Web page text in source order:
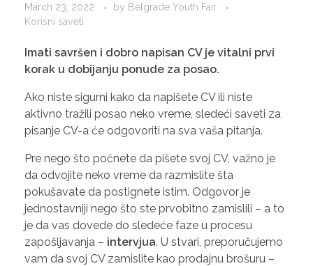
March 23, 2022 by Belgrade Youth Fair
Korisni saveti
Imati savršen i dobro napisan CV je vitalni prvi
korak u dobijanju ponude za posao.
Ako niste sigurni kako da napišete CV ili niste
aktivno tražili posao neko vreme, sledeći saveti za
pisanje CV-a će odgovoriti na sva vaša pitanja.
Pre nego što počnete da pišete svoj CV, važno je
da odvojite neko vreme da razmislite šta
pokušavate da postignete istim. Odgovor je
jednostavniji nego što ste prvobitno zamislili – a to
je da vas dovede do sledeće faze u procesu
zapošljavanja – intervjua. U stvari, preporučujemo
vam da svoj CV zamislite kao prodajnu brošuru –